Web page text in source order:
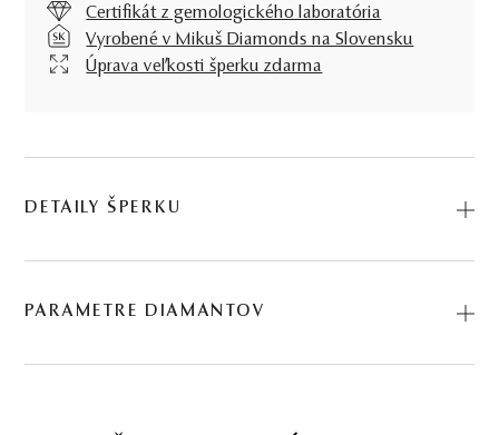
Certifikát z gemologického laboratória
Vyrobené v Mikuš Diamonds na Slovensku
Úprava veľkosti šperku zdarma
DETAILY ŠPERKU
vďaka mnohopočetným briliantom vytvárajúcim na svetle
podčiarkuje výnimočnosť šperku, ktorý bude spoľahlivo
PARAMETRE DIAMANTOV